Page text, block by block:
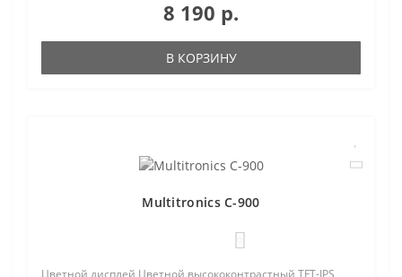
8 190 р.
В КОРЗИНУ
Multitronics C-900